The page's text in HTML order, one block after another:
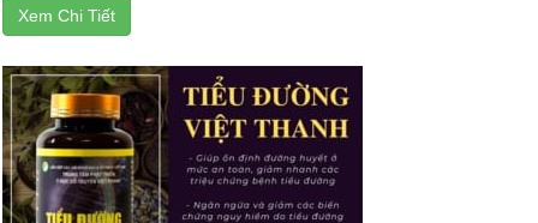
Xem Chi Tiết